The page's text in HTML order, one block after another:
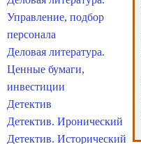
Управление, подбор
персонала
Деловая литература.
Ценные бумаги,
инвестиции
Детектив
Детектив. Иронический
Детектив. Исторический